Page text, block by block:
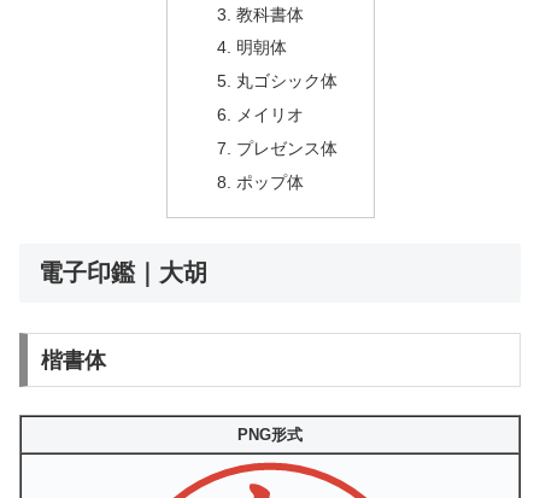
教科書体
明朝体
丸ゴシック体
メイリオ
プレゼンス体
ポップ体
電子印鑑｜大胡
楷書体
PNG形式